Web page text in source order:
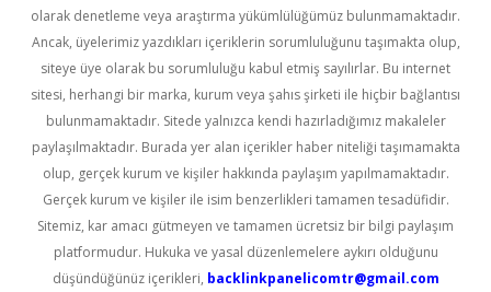
olarak denetleme veya araştırma yükümlülüğümüz bulunmamaktadır.
Ancak, üyelerimiz yazdıkları içeriklerin sorumluluğunu taşımakta olup,
siteye üye olarak bu sorumluluğu kabul etmiş sayılırlar. Bu internet
sitesi, herhangi bir marka, kurum veya şahıs şirketi ile hiçbir bağlantısı
bulunmamaktadır. Sitede yalnızca kendi hazırladığımız makaleler
paylaşılmaktadır. Burada yer alan içerikler haber niteliği taşımamakta
olup, gerçek kurum ve kişiler hakkında paylaşım yapılmamaktadır.
Gerçek kurum ve kişiler ile isim benzerlikleri tamamen tesadüfidir.
Sitemiz, kar amacı gütmeyen ve tamamen ücretsiz bir bilgi paylaşım
platformudur. Hukuka ve yasal düzenlemelere aykırı olduğunu
düşündüğünüz içerikleri, backlinkpanelicomtr@gmail.com